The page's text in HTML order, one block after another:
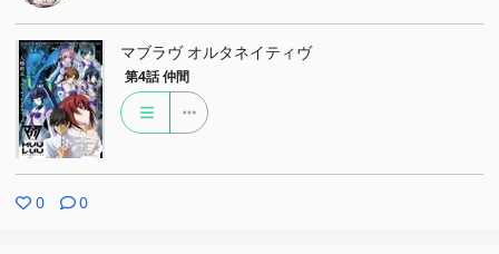
マブラヴ オルタネイティヴ
第4話 仲間
0 0